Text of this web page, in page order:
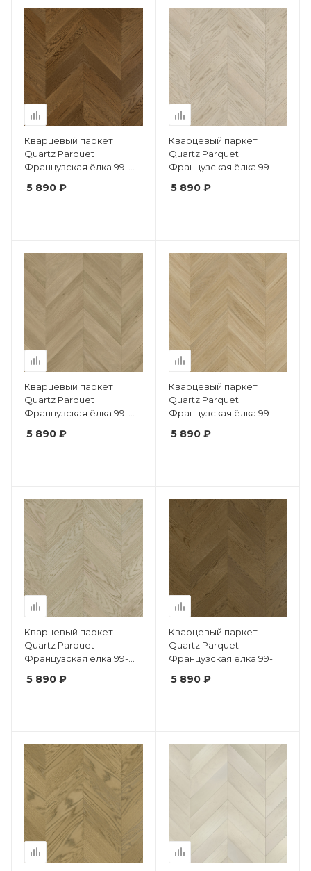
Кварцевый паркет
Quartz Parquet
Французская ёлка 99-
5 890 ₽
Кварцевый паркет
Quartz Parquet
Французская ёлка 99-
5 890 ₽
Кварцевый паркет
Quartz Parquet
Французская ёлка 99-
5 890 ₽
Кварцевый паркет
Quartz Parquet
Французская ёлка 99-
5 890 ₽
Кварцевый паркет
Quartz Parquet
Французская ёлка 99-
Европейский
5 890 ₽
Кварцевый паркет
Quartz Parquet
Французская ёлка 99-
Латте
5 890 ₽